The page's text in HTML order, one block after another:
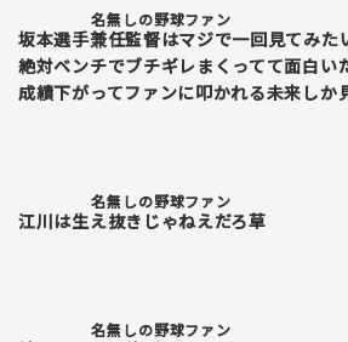
名無しの野球ファン
坂本選手兼任監督はマジで一回見てみた
絶対ベンチでブチギレまくってて面白い
成績下がってファンに叩かれる未来しか
名無しの野球ファン
江川は生え抜きじゃねえだろ草
名無しの野球ファン